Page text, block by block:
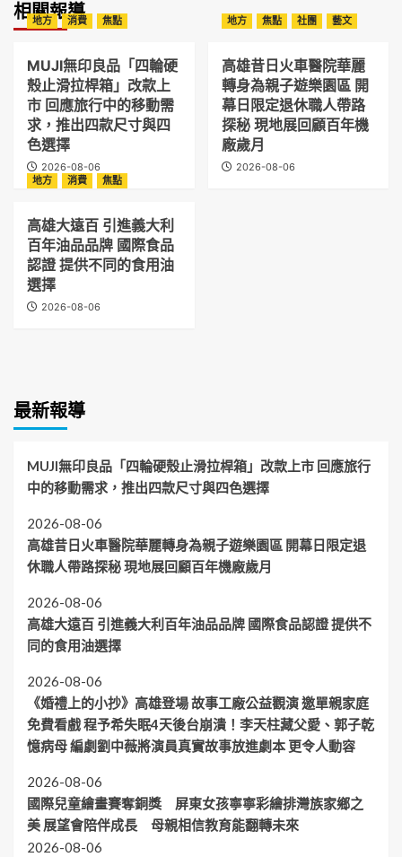
相關報導
地方 消費 焦點
MUJI無印良品「四輪硬
殼止滑拉桿箱」改款上
市 回應旅行中的移動需
求，推出四款尺寸與四
色選擇
2026-08-06
地方 焦點 社團 藝文
高雄昔日火車醫院華麗
轉身為親子遊樂園區 開
幕日限定退休職人帶路
探秘 現地展回顧百年機
廠歲月
2026-08-06
地方
消費 焦點
高雄大遠百 引進義大利
百年油品品牌 國際食品
認證 提供不同的食用油
選擇
2026-08-06
最新報導
MUJI無印良品「四輪硬殼止滑拉桿箱」改款上市 回應旅行
中的移動需求，推出四款尺寸與四色選擇
2026-08-06
高雄昔日火車醫院華麗轉身為親子遊樂園區 開幕日限定退
休職人帶路探秘 現地展回顧百年機廠歲月
2026-08-06
高雄大遠百 引進義大利百年油品品牌 國際食品認證 提供不
同的食用油選擇
2026-08-06
《婚禮上的小抄》高雄登場 故事工廠公益觀演 邀單親家庭
免費看戲 程予希失眠4天後台崩潰！李天柱藏父愛、郭子乾
憶病母 編劇劉中薇將演員真實故事放進劇本 更令人動容
2026-08-06
國際兒童繪畫賽奪銅獎 屏東女孩寧寧彩繪排灣族家鄉之
美 展望會陪伴成長 母親相信教育能翻轉未來
2026-08-06